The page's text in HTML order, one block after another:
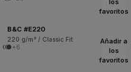
favoritos
B&C #E220
220 g/m² / Classic Fit
+6
Añadir a
los
favoritos